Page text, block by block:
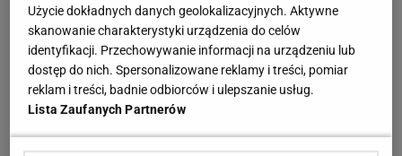
Maradonaczy JohanCruyff. Cristiano wkurza to, że
jest porównywany wyłącznie do Messiego. O
przyszłość Ronaldo należałoby zapytać Florentino
Pereza. Prędzej czy później Cristiano zostanie
sprzedany przez swojego prezydenta. Taki jest świat
futbolu, ale to zależy od Pereza. Nie wiem, czy
Użycie dokładnych danych geolokalizacyjnych. Aktywne
skanowanie charakterystyki urządzenia do celów
identyfikacji. Przechowywanie informacji na urządzeniu lub
dostęp do nich. Spersonalizowane reklamy i treści, pomiar
reklam i treści, badnie odbiorców i ulepszanie usług.
Lista Zaufanych Partnerów